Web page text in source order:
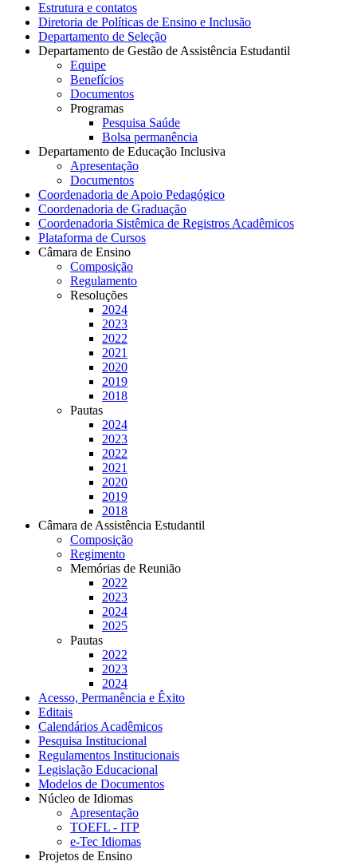
Estrutura e contatos
Diretoria de Políticas de Ensino e Inclusão
Departamento de Seleção
Departamento de Gestão de Assistência Estudantil
Equipe
Benefícios
Documentos
Programas
Pesquisa Saúde
Bolsa permanência
Departamento de Educação Inclusiva
Apresentação
Documentos
Coordenadoria de Apoio Pedagógico
Coordenadoria de Graduação
Coordenadoria Sistêmica de Registros Acadêmicos
Plataforma de Cursos
Câmara de Ensino
Composição
Regulamento
Resoluções
2024
2023
2022
2021
2020
2019
2018
Pautas
2024
2023
2022
2021
2020
2019
2018
Câmara de Assistência Estudantil
Composição
Regimento
Memórias de Reunião
2022
2023
2024
2025
Pautas
2022
2023
2024
Acesso, Permanência e Êxito
Editais
Calendários Acadêmicos
Pesquisa Institucional
Regulamentos Institucionais
Legislação Educacional
Modelos de Documentos
Núcleo de Idiomas
Apresentação
TOEFL - ITP
e-Tec Idiomas
Projetos de Ensino